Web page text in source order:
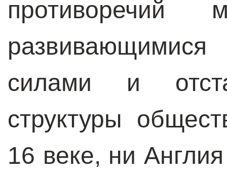
противоречий
силами и
структуры
16 веке, ни